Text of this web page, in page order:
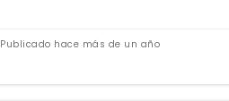
Publicado hace más de un año